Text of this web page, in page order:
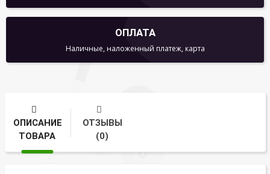
ОПЛАТА
Наличные, наложенный платеж, карта
ОПИСАНИЕ
ТОВАРА
ОТЗЫВЫ
(0)